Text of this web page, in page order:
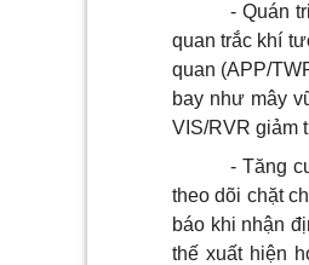
- Quán
quan trắc khí
quan (APP/
bay như mây
VIS/RVR giảm
- Tăng
theo dõi chặt
báo khi nhận
thế xuất hiện